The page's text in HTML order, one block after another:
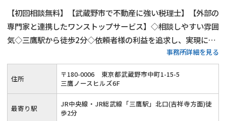
【初回相談無料】【武蔵野市で不動産に強い税理士】【外部の
専門家と連携したワンストップサービス】◇相談しやすい雰囲
気◇三鷹駅から徒歩2分◇依頼者様の利益を追求し、実現に全
事務所詳細を見る
住所 〒180-0006
東京都武蔵野市中町1-15-5
三鷹ノースヒルズ6F
最寄り駅
JR中央線・JR総武線「三鷹駅」北口(吉祥寺方面)徒
歩2分